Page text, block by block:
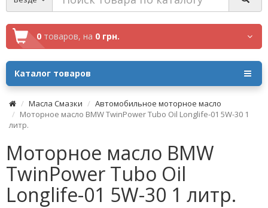
0 товаров, на 0 грн.
Каталог товаров
Масла Смазки
Автомобильное моторное масло
Моторное масло BMW TwinPower Tubo Oil Longlife-01 5W-30 1
литр.
Моторное масло BMW
TwinPower Tubo Oil
Longlife-01 5W-30 1 литр.